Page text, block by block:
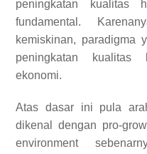
peningkatan kualitas
fundamental.
kemiskinan, paradigma
peningkatan kualitas
ekonomi.
Atas dasar ini pula
dikenal dengan pro-
environment